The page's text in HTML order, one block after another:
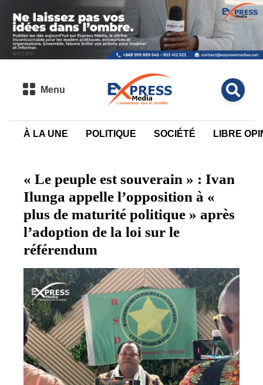
Menu
À LA UNE POLITIQUE SOCIÉTÉ LIBRE
« Le peuple est souverain » : Ivan
Ilunga appelle l’opposition à «
plus de maturité politique » après
l’adoption de la loi sur le
référendum